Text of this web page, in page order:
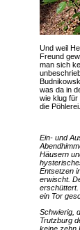
Und weil
Freund
man sich
was da in
wie klug für
die
Ein- und
Häusern
Entsetzen
erwischt.
erschüttert.
ein Tor
Schwierig,
Trutzburg